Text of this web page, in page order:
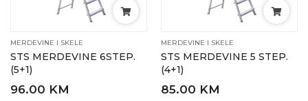
MERDEVINE I SKELE
STS MERDEVINE 6STEP.
(5+1)
96.00 KM
MERDEVINE I SKELE
STS MERDEVINE 5 STEP.
(4+1)
85.00 KM